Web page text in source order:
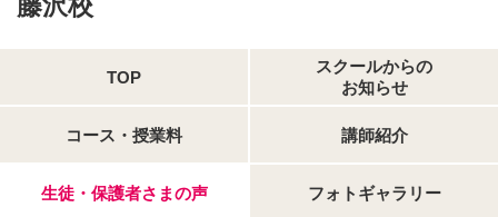
TOP
スクールからの
お知らせ
コース・授業料 講師紹介
生徒・保護者さまの声 フォトギャラリー